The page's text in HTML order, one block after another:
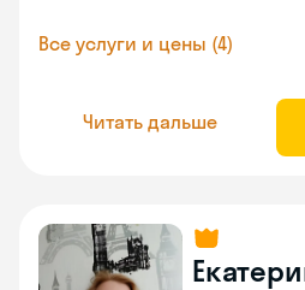
Все услуги и цены (4)
Читать дальше